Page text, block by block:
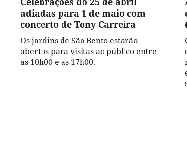
adiadas para 1 de maio com
concerto de Tony Carreira
Os jardins de São Bento estarão
abertos para visitas ao público entre
as 10h00 e as 17h00.